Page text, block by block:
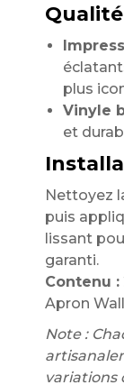
plus
Vinyle
et
Nettoyez
puis
lissant
garanti.
Contenu :
Apron
Note :
variations